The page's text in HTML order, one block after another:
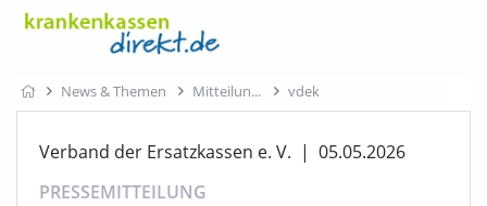
News & Themen Mitteilun vdek
Verband der Ersatzkassen e. V. | 05.05.2026
PRESSEMITTEILUNG